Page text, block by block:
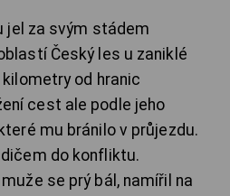
jel za svým stádem
Český les u zaniklé
od hranic
cest ale podle jeho
mu bránilo v průjezdu.
do konfliktu.
se prý bál, namířil na